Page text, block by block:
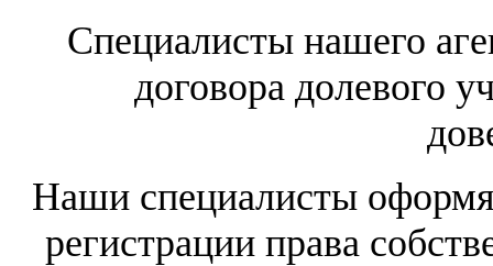
Специалисты нашего
договора долевого
Наши специалисты
регистрации права